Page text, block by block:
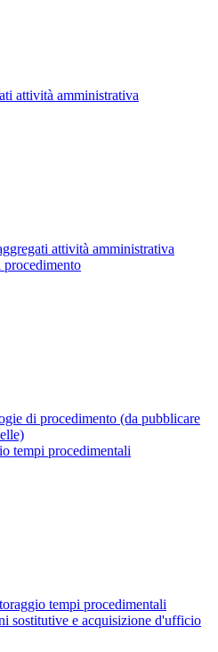
attività amministrativa
attività amministrativa
di procedimento (da pubblicare
tempi procedimentali
tempi procedimentali
sostitutive e acquisizione d'ufficio